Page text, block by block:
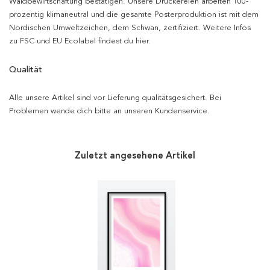
prozentig klimaneutral und die gesamte Posterproduktion ist mit dem
Nordischen Umweltzeichen, dem Schwan, zertifiziert. Weitere Infos
zu FSC und EU Ecolabel findest du hier.
Qualität
Alle unsere Artikel sind vor Lieferung qualitätsgesichert. Bei
Problemen wende dich bitte an unseren Kundenservice.
Zuletzt angesehene Artikel